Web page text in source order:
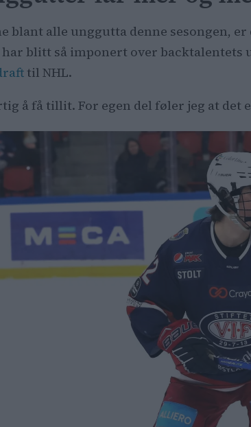
blant alle unggutta denne sesongen,
blitt så imponert over backtalentets
til NHL.
å få tillit. For egen del føler jeg at det